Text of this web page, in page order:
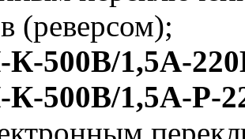
(реверсом);
500В/1,5А-
500В/1,5А-Р-